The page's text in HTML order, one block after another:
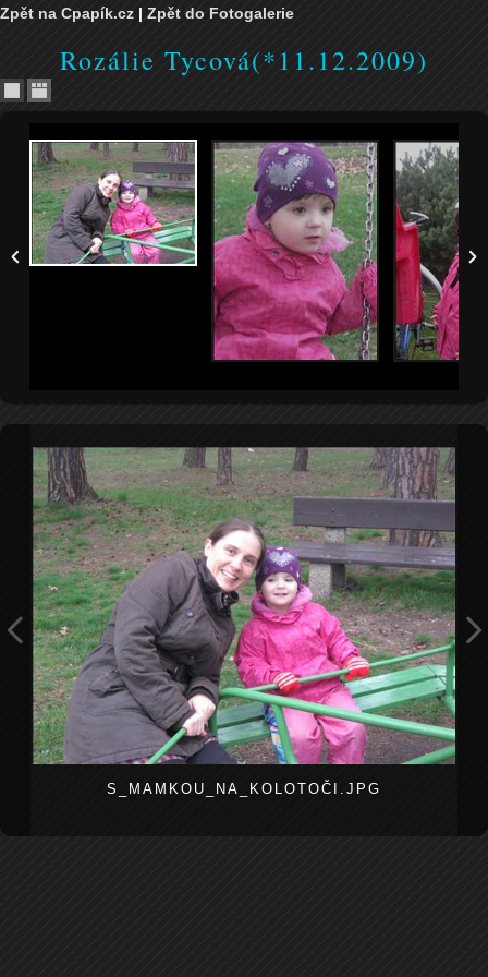
Zpět na Cpapík.cz | Zpět do Fotogalerie
Rozálie Tycová(*11.12.2009)
S_MAMKOU_NA_KOLOTOČI.JPG